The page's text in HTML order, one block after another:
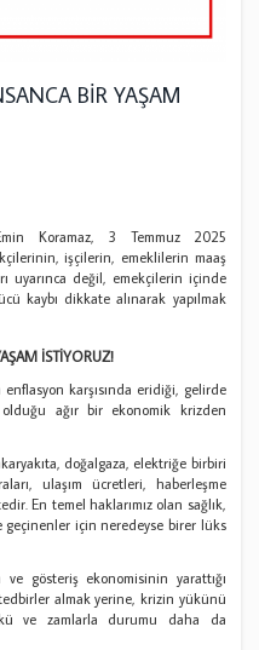
BİR YAŞAM
Koramaz, 3 Temmuz 2025
işçilerin, emeklilerin maaş
uyarınca değil, emekçilerin içinde
kaybı dikkate alınarak yapılmak
ŞAM İSTİYORUZ!
karşısında eridiği, gelirde
ağır bir ekonomik krizden
doğalgaza, elektriğe birbiri
ulaşım ücretleri, haberleşme
En temel haklarımız olan sağlık,
geçinenler için neredeyse birer lüks
gösteriş ekonomisinin yarattığı
almak yerine, krizin yükünü
ve zamlarla durumu daha da